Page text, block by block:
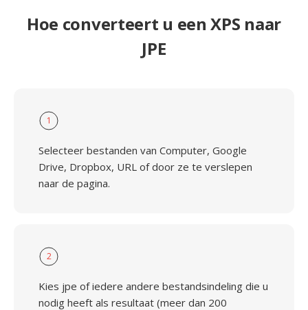
Hoe converteert u een XPS naar
JPE
1
Selecteer bestanden van Computer, Google
Drive, Dropbox, URL of door ze te verslepen
naar de pagina.
2
Kies jpe of iedere andere bestandsindeling die u
nodig heeft als resultaat (meer dan 200